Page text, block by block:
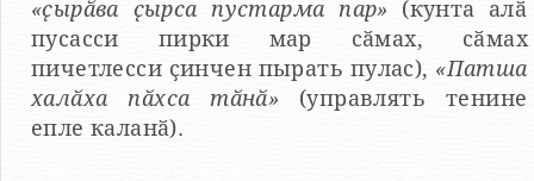
«ҫырӑва ҫырса пустарма пар» (кунта алӑ
пусасси пирки мар сӑмах, сӑмах
пичетлесси ҫинчен пырать пулас), «Патша
халӑха пӑхса тӑнӑ» (управлять тенине
епле каланӑ).